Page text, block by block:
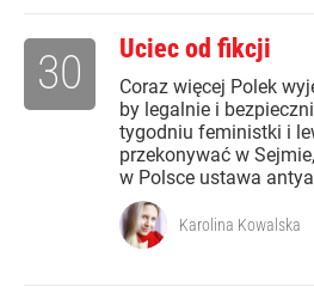
Uciec od fikcji
Coraz więcej Polek
by legalnie i
tygodniu feministki i
przekonywać w
w Polsce ustawa
30
Karolina Kowalska